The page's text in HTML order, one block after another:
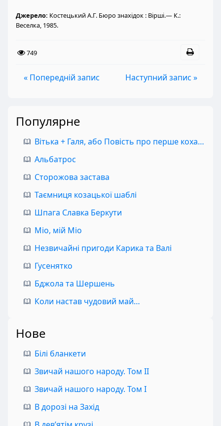
Джерело: Костецький А.Г. Бюро знахідок : Вірші.— К.:
Веселка, 1985.
749
« Попередній запис Наступний запис »
Популярне
Вітька + Галя, або Повість про перше кохання
Альбатрос
Сторожова застава
Таємниця козацької шаблі
Шпага Славка Беркути
Міо, мій Міо
Незвичайні пригоди Карика та Валі
Гусенятко
Бджола та Шершень
Коли настав чудовий май…
Нове
Білі бланкети
Звичай нашого народу. Том II
Звичай нашого народу. Том I
В дорозі на Захід